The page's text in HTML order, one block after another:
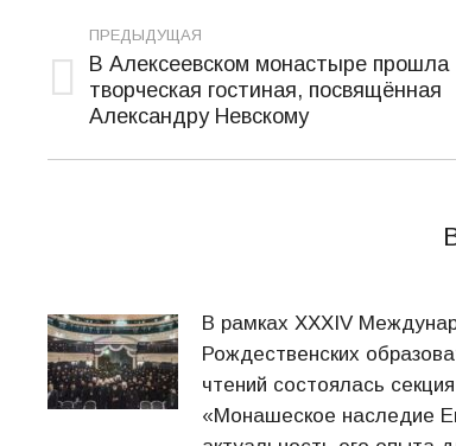
Навигация
по
записям
ПРЕДЫДУЩАЯ
Предыдущая
запись:
В Алексеевском монастыре прошла
творческая гостиная, посвящённая
Александру Невскому
В рамках XXXIV
Рождественских
чтений состоялась секция
«Монашеское наследие